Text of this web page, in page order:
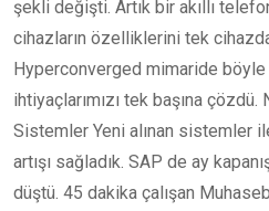
şekli değişti. Artık bir akıllı
cihazların özelliklerini tek
Hyperconverged mimaride
ihtiyaçlarımızı tek başına çözdü.
Sistemler Yeni alınan sistemler
artışı sağladık. SAP de ay
düştü. 45 dakika çalışan